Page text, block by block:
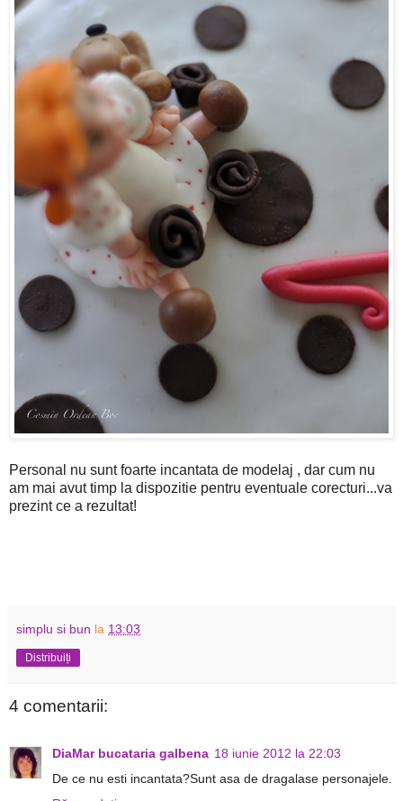
Personal nu sunt foarte incantata de modelaj , dar cum nu
am mai avut timp la dispozitie pentru eventuale corecturi...va
prezint ce a rezultat!
simplu si bun la 13:03
Distribuiți
4 comentarii:
DiaMar bucataria galbena 18 iunie 2012 la 22:03
De ce nu esti incantata?Sunt asa de dragalase personajele.